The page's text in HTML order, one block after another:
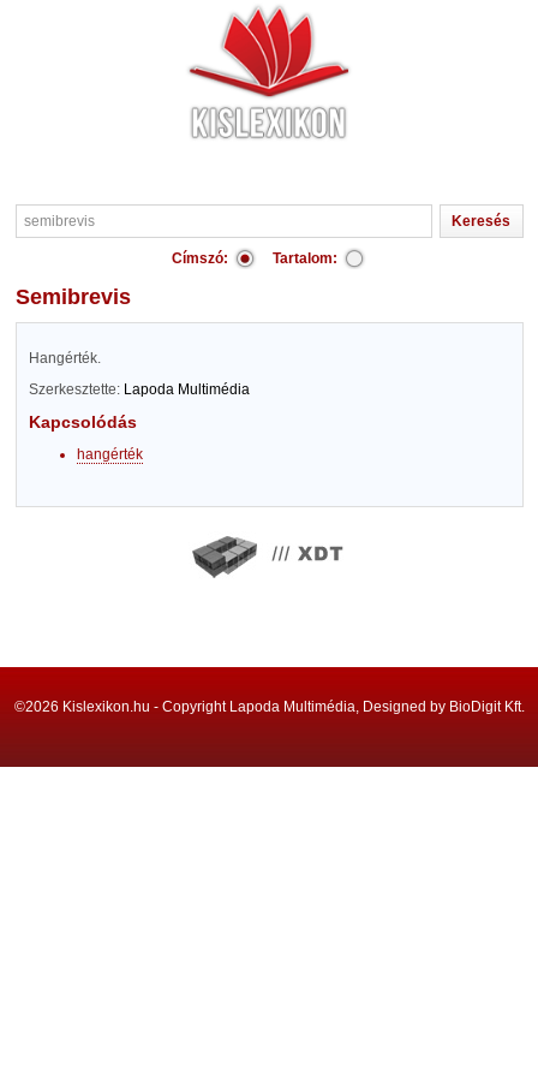
Címszó: Tartalom:
semibrevis
Hangérték.
Szerkesztette: Lapoda Multimédia
Kapcsolódás
hangérték
©2026 Kislexikon.hu - Copyright Lapoda Multimédia, Designed by BioDigit Kft.